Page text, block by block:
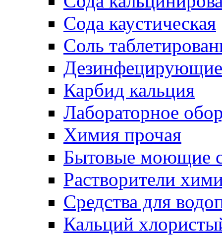
Сода каустическая
Соль
Дезинфецирующие
Карбид кальция
Лабораторное
Химия прочая
Бытовые моющие
Растворители
Средства для
Кальций